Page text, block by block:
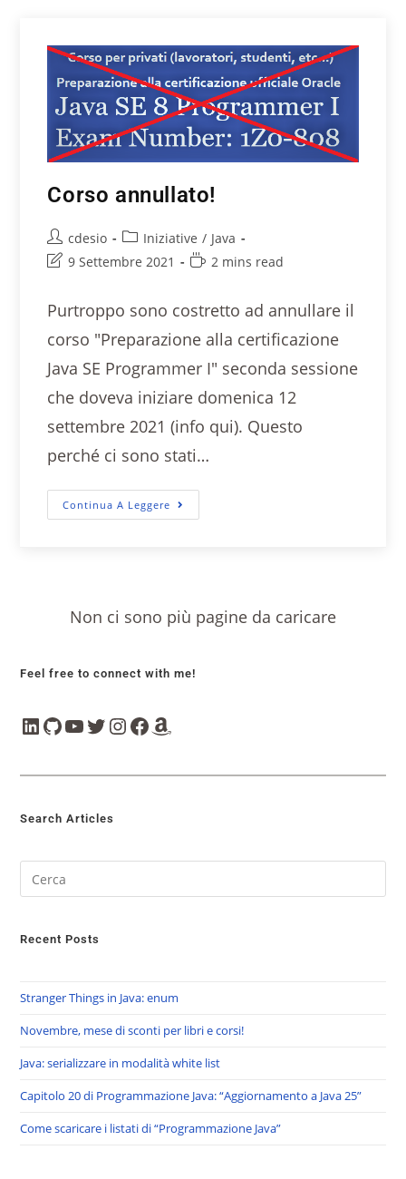
Corso annullato!
cdesio Iniziative / Java
9 Settembre 2021
2 mins read
Purtroppo sono costretto ad annullare il
corso "Preparazione alla certificazione
Java SE Programmer I" seconda sessione
che doveva iniziare domenica 12
settembre 2021 (info qui). Questo
perché ci sono stati…
Continua A Leggere
Non ci sono più pagine da caricare
Feel free to connect with me!
Search Articles
Recent Posts
Stranger Things in Java: enum
Novembre, mese di sconti per libri e corsi!
Java: serializzare in modalità white list
Capitolo 20 di Programmazione Java: “Aggiornamento a Java 25”
Come scaricare i listati di “Programmazione Java”